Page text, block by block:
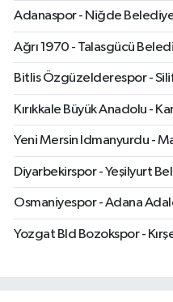
Adanaspor - Niğde
Ağrı 1970 - Talasgücü
Bitlis Özgüzelderespor -
Kırıkkale Büyük Anadolu -
Yeni Mersin Idmanyurdu -
Diyarbekirspor - Yeşilyurt
Osmaniyespor - Adana
Yozgat Bld Bozokspor -